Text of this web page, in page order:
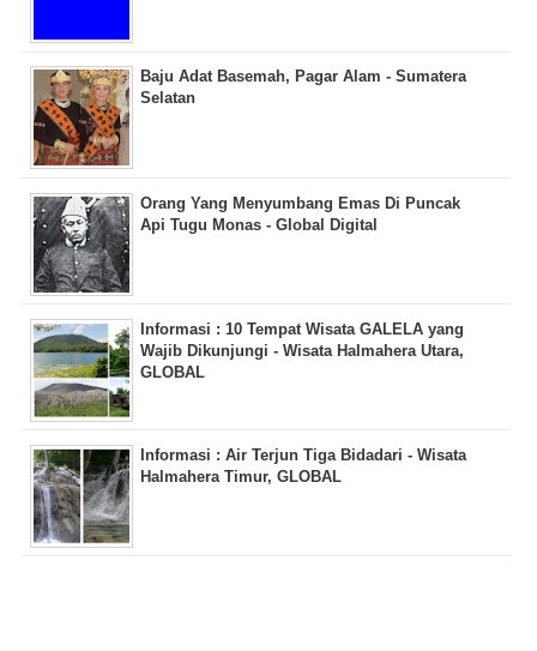
Baju Adat Basemah, Pagar Alam - Sumatera
Selatan
Orang Yang Menyumbang Emas Di Puncak
Api Tugu Monas - Global Digital
Informasi : 10 Tempat Wisata GALELA yang
Wajib Dikunjungi - Wisata Halmahera Utara,
GLOBAL
Informasi : Air Terjun Tiga Bidadari - Wisata
Halmahera Timur, GLOBAL